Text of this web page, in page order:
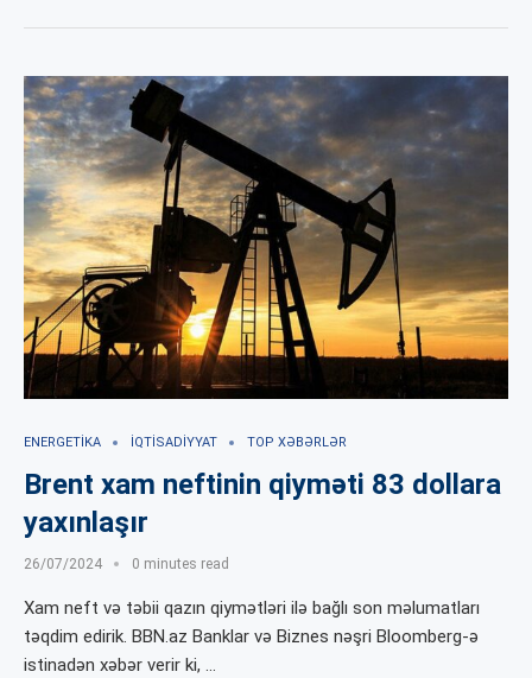
ENERGETIKA İQTISADIYYAT TOP XƏBƏRLƏR
Brent xam neftinin qiyməti 83 dollara
yaxınlaşır
26/07/2024 0 minutes read
Xam neft və təbii qazın qiymətləri ilə bağlı son məlumatları
təqdim edirik. BBN.az Banklar və Biznes nəşri Bloomberg-ə
istinadən xəbər verir ki, …